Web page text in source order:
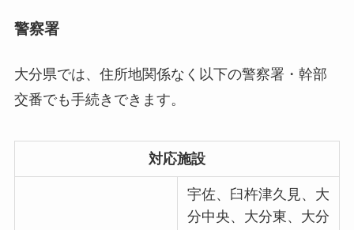
警察署
大分県では、住所地関係なく以下の警察署・幹部
交番でも手続きできます。
対応施設
宇佐、臼杵津久見、大
分中央、大分東、大分